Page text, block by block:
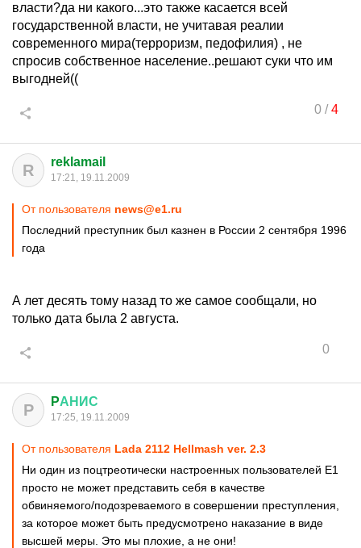
власти?да ни какого...это также касается всей
государственной власти, не учитавая реалии
современного мира(терроризм, педофилия) , не
спросив собственное население..решают суки что им
выгодней((
0/4
R reklamail
17:21, 19.11.2009
От пользователя news@e1.ru
Последний преступник был казнен в России 2 сентября 1996
года
А лет десять тому назад то же самое сообщали, но
только дата была 2 августа.
0
P PАНИС
17:25, 19.11.2009
От пользователя Lada 2112 Hellmash ver. 2.3
Ни один из поцтреотически настроенных пользователей Е1
просто не может представить себя в качестве
обвиняемого/подозреваемого в совершении преступления,
за которое может быть предусмотрено наказание в виде
высшей меры. Это мы плохие, а не они!